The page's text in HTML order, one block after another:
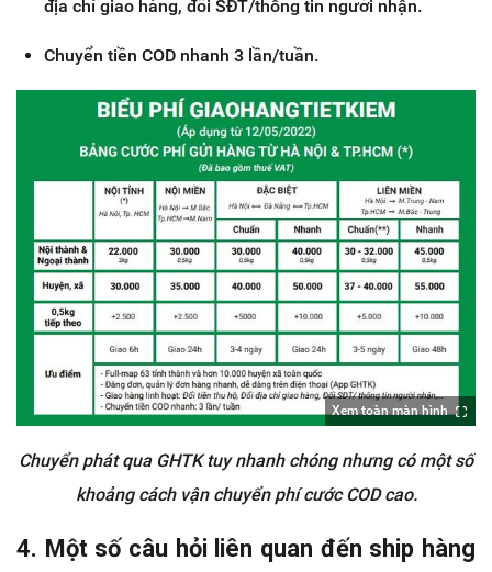
địa chỉ giao hàng, đổi SĐT/thông tin người nhận.
Chuyển tiền COD nhanh 3 lần/tuần.
Xem toàn màn hình
Chuyển phát qua GHTK tuy nhanh chóng nhưng có một số
khoảng cách vận chuyển phí cước COD cao.
4. Một số câu hỏi liên quan đến ship hàng